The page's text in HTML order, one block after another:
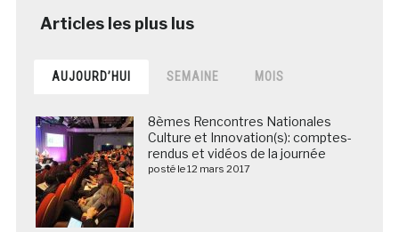
AUJOURD’HUI SEMAINE MOIS
8èmes Rencontres Nationales
Culture et Innovation(s): comptes-
rendus et vidéos de la journée
posté le 12 mars 2017